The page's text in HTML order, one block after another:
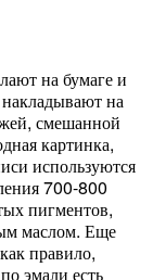
на бумаге и
на
смешанной
картинка,
используются
700-800
пигментов,
маслом. Еще
правило,
эмали есть